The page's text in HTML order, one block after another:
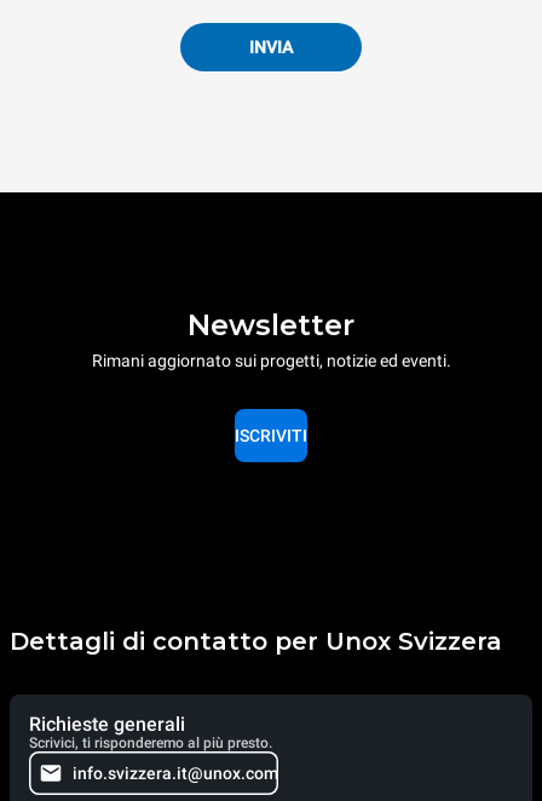
INVIA
Newsletter
Rimani aggiornato sui progetti, notizie ed eventi.
ISCRIVITI
Dettagli di contatto per Unox Svizzera
Richieste generali
Scrivici, ti risponderemo al più presto.
info.svizzera.it@unox.com